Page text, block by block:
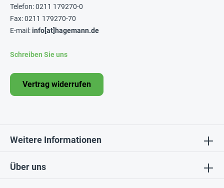
Über uns
Telefon: 0211 179270-0
Fax: 0211 179270-70
E-mail:info[at]hagemann.de
Schreiben Sie uns
Vertrag widerrufen
Weitere Informationen